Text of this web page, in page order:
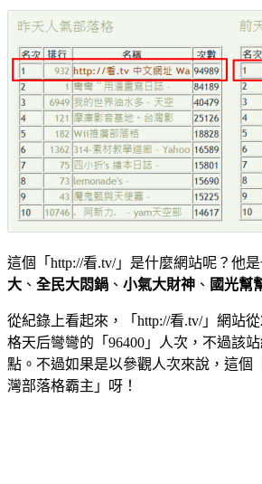
這個「http://看.tv/」是什麼網站呢？他
大 、 全民大悶鍋 、 小氣大財神 、 國光幫
從紀錄上看起來，「http://看.tv/」網站
格天后彎彎的「96400」人次，不過該
點。不過如果是以參觀人次來說，這個
灣部落格霸主」呀！